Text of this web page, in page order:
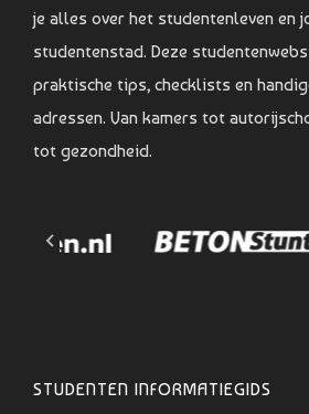
je alles over het studentenleven en
studentenstad. Deze
praktische tips, checklists en
adressen. Van kamers tot
tot gezondheid.
STUDENTEN INFORMATIEGIDS